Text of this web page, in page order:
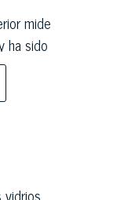
mide
ha sido
finos
le otorga una
de
habitaciones y